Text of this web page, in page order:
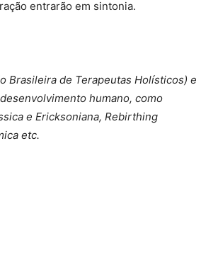
entrarão em sintonia.
Brasileira de Terapeutas Holísticos) e
humano, como
e Ericksoniana, Rebirthing
etc.